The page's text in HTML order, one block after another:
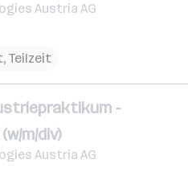
Austria AG
Teilzeit
-
m/div)
Austria AG